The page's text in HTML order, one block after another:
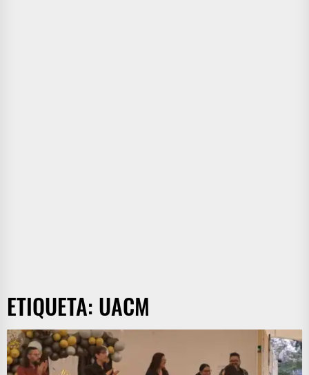
ETIQUETA: UACM